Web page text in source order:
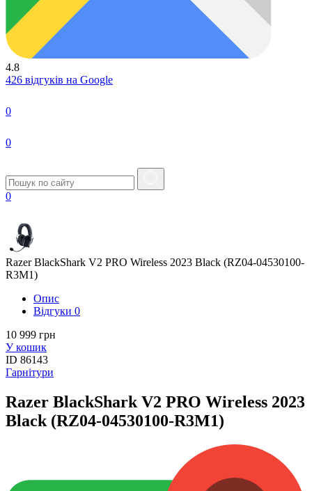
4.8
426 відгуків на Google
0
0
0
Razer BlackShark V2 PRO Wireless 2023 Black (RZ04-04530100-
R3M1)
Опис
Вiдгуки 0
10 999 грн
У кошик
ID 86143
Гарнітури
Razer BlackShark V2 PRO Wireless 2023
Black (RZ04-04530100-R3M1)